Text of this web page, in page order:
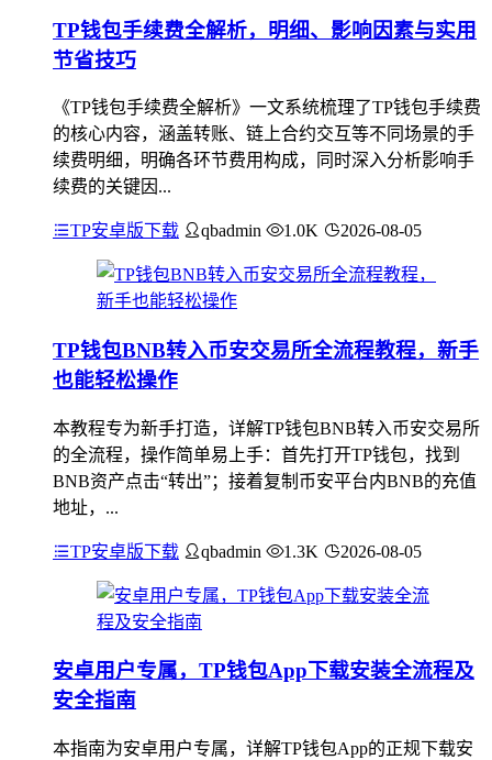
TP钱包手续费全解析，明细、影响因素与实用
节省技巧
《TP钱包手续费全解析》一文系统梳理了TP钱包手续费
的核心内容，涵盖转账、链上合约交互等不同场景的手
续费明细，明确各环节费用构成，同时深入分析影响手
续费的关键因...
TP安卓版下载 qbadmin 1.0K 2026-08-05
TP钱包BNB转入币安交易所全流程教程，新手
也能轻松操作
本教程专为新手打造，详解TP钱包BNB转入币安交易所
的全流程，操作简单易上手：首先打开TP钱包，找到
BNB资产点击“转出”；接着复制币安平台内BNB的充值
地址，...
TP安卓版下载 qbadmin 1.3K 2026-08-05
安卓用户专属，TP钱包App下载安装全流程及
安全指南
本指南为安卓用户专属，详解TP钱包App的正规下载安